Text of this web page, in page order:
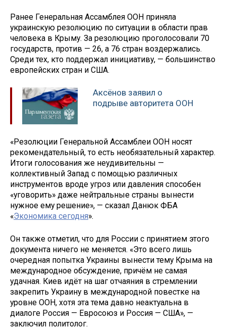
Ранее Генеральная Ассамблея ООН приняла
украинскую резолюцию по ситуации в области прав
человека в Крыму. За резолюцию проголосовали 70
государств, против — 26, а 76 стран воздержались.
Среди тех, кто поддержал инициативу, — большинство
европейских стран и США.
Аксёнов заявил о
подрыве авторитета ООН
«Резолюции Генеральной Ассамблеи ООН носят
рекомендательный, то есть необязательный характер.
Итоги голосования же неудивительны —
коллективный Запад с помощью различных
инструментов вроде угроз или давления способен
«уговорить» даже нейтральные страны вынести
нужное ему решение», — сказал Данюк ФБА
«Экономика сегодня».
Он также отметил, что для России с принятием этого
документа ничего не меняется. «Это всего лишь
очередная попытка Украины вынести тему Крыма на
международное обсуждение, причём не самая
удачная. Киев идёт на шаг отчаяния в стремлении
закрепить Украину в международной повестке на
уровне ООН, хотя эта тема давно неактуальна в
диалоге Россия — Евросоюз и Россия — США», —
заключил политолог.